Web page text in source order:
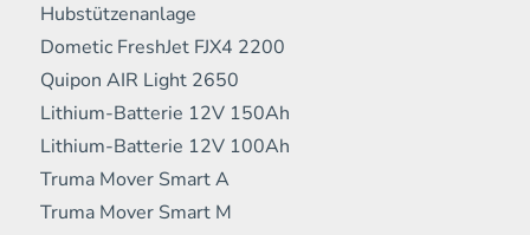
Hubstützenanlage
Dometic FreshJet FJX4 2200
Quipon AIR Light 2650
Lithium-Batterie 12V 150Ah
Lithium-Batterie 12V 100Ah
Truma Mover Smart A
Truma Mover Smart M